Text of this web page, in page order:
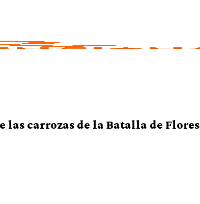
carrozas de la Batalla de Flores